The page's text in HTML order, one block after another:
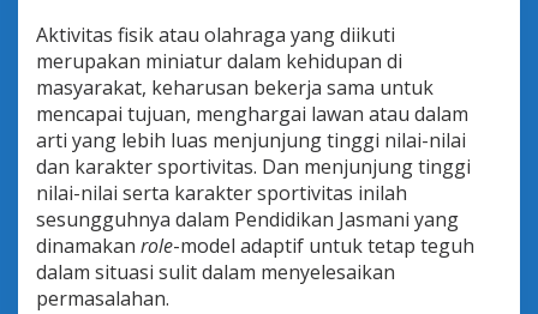
Aktivitas fisik atau olahraga yang diikuti
merupakan miniatur dalam kehidupan di
masyarakat, keharusan bekerja sama untuk
mencapai tujuan, menghargai lawan atau dalam
arti yang lebih luas menjunjung tinggi nilai-nilai
dan karakter sportivitas. Dan menjunjung tinggi
nilai-nilai serta karakter sportivitas inilah
sesungguhnya dalam Pendidikan Jasmani yang
dinamakan role-model adaptif untuk tetap teguh
dalam situasi sulit dalam menyelesaikan
permasalahan.